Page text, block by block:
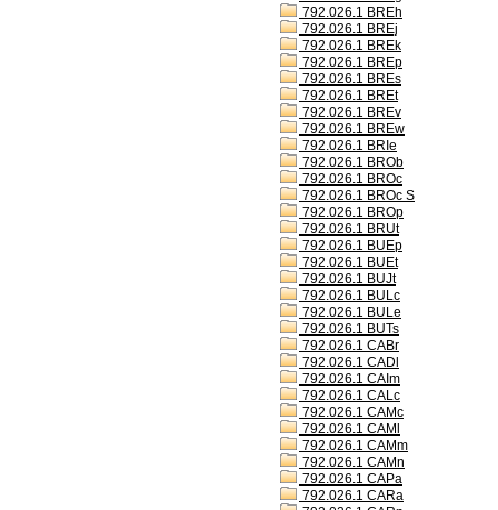
792.026.1 BREh
792.026.1 BREj
792.026.1 BREk
792.026.1 BREp
792.026.1 BREs
792.026.1 BREt
792.026.1 BREv
792.026.1 BREw
792.026.1 BRIe
792.026.1 BROb
792.026.1 BROc
792.026.1 BROc S
792.026.1 BROp
792.026.1 BRUt
792.026.1 BUEp
792.026.1 BUEt
792.026.1 BUJt
792.026.1 BULc
792.026.1 BULe
792.026.1 BUTs
792.026.1 CABr
792.026.1 CADl
792.026.1 CAIm
792.026.1 CALc
792.026.1 CAMc
792.026.1 CAMl
792.026.1 CAMm
792.026.1 CAMn
792.026.1 CAPa
792.026.1 CARa